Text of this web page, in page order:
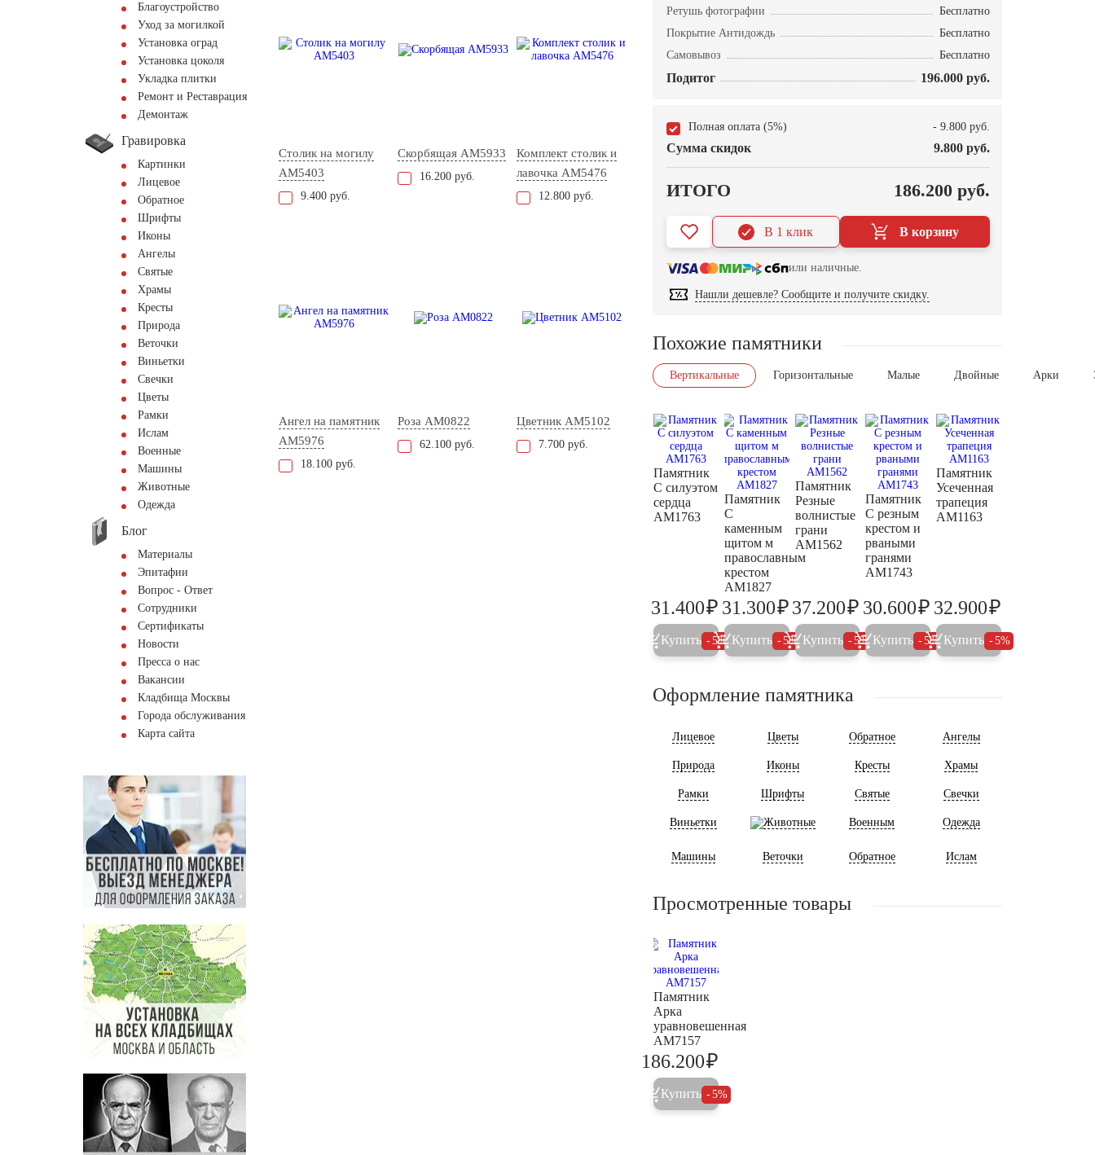
Благоустройство
Уход за могилкой
Установка оград
Установка цоколя
Укладка плитки
Ремонт и Реставрация
Демонтаж
Гравировка
Картинки
Лицевое
Обратное
Шрифты
Иконы
Ангелы
Святые
Храмы
Кресты
Природа
Веточки
Виньетки
Свечки
Цветы
Рамки
Ислам
Военные
Машины
Животные
Одежда
Блог
Материалы
Эпитафии
Вопрос - Ответ
Сотрудники
Сертификаты
Новости
Пресса о нас
Вакансии
Кладбища Москвы
Города обслуживания
Карта сайта
Столик на могилу
AM5403
9.400 руб.
Скорбящая AM5933
16.200 руб.
Комплект столик и
лавочка АМ5476
12.800 руб.
Ангел на памятник
AM5976
18.100 руб.
Роза AM0822
62.100 руб.
Цветник AM5102
7.700 руб.
Ретушь фотографии
Бесплатно
Покрытие Антидождь
Бесплатно
Самовывоз
Бесплатно
Подитог 196.000 руб.
Полная оплата (5%) - 9.800 руб.
Сумма скидок 9.800 руб.
ИТОГО 186.200 руб.
В корзину
В 1 клик
или наличные.
Нашли дешевле? Сообщите и получите скидку.
Похожие памятники
Вертикальные Горизонтальные Малые Двойные Арки
Памятник
С силуэтом
сердца
AM1763
33.000
31.400₽
Купить 5%
Памятник
С
каменным
щитом м
православным
крестом
AM1827
32.900
31.300₽
Купить 5%
Памятник
Резные
волнистые
грани
AM1562
39.200
37.200₽
Купить 5%
Памятник
С резным
крестом и
рваными
гранями
AM1743
32.200
30.600₽
Купить 5%
Памятник
Усеченная
трапеция
AM1163
32.900₽
Купить 5%
Оформление памятника
Лицевое Цветы Обратное Ангелы
Природа Иконы Кресты Храмы
Рамки Шрифты Святые Свечки
Виньетки Животные Военным Одежда
Машины Веточки Обратное Ислам
Просмотренные товары
Памятник
Арка
уравновешенная
AM7157
186.200₽
Купить 5%